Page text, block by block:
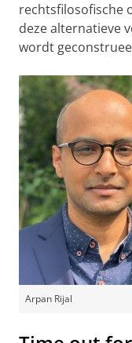
rechtsfilosofische
deze alternatieve
wordt
Arpan Rijal